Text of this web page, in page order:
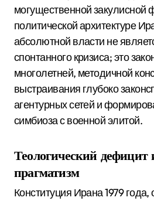
могущественной закулисной
политической архитектуре
абсолютной власти не
спонтанного кризиса; это
многолетней, методичной
выстраивания глубоко
агентурных сетей и
симбиоза с военной элитой.
Теологический дефицит
прагматизм
Конституция Ирана 1979